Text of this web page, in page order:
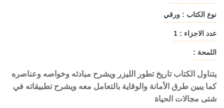
نوع الكتاب : ورقي
عدد الاجزاء : 1
اللمحة :
يتناول الكتاب تاريخ تطور الليزر ويشرح مبادئه وخواصه وعناصره
كما يبين طرق الأمانة والوقاية بالتعامل معه ويشرح تطبيقاته في
شتى مجالات الحياة